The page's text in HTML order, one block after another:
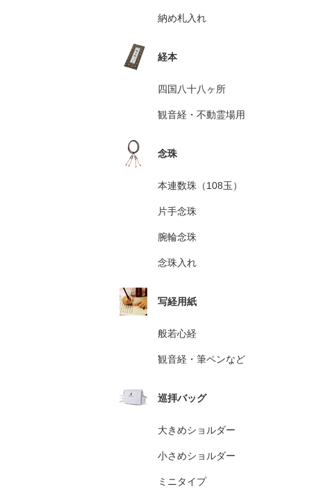
納め札入れ
経本
四国八十八ヶ所
観音経・不動霊場用
念珠
本連数珠（108玉）
片手念珠
腕輪念珠
念珠入れ
写経用紙
般若心経
観音経・筆ペンなど
巡拝バッグ
大きめショルダー
小さめショルダー
ミニタイプ